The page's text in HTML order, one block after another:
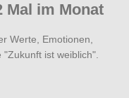
Mal im Monat
Werte, Emotionen,
ist weiblich".